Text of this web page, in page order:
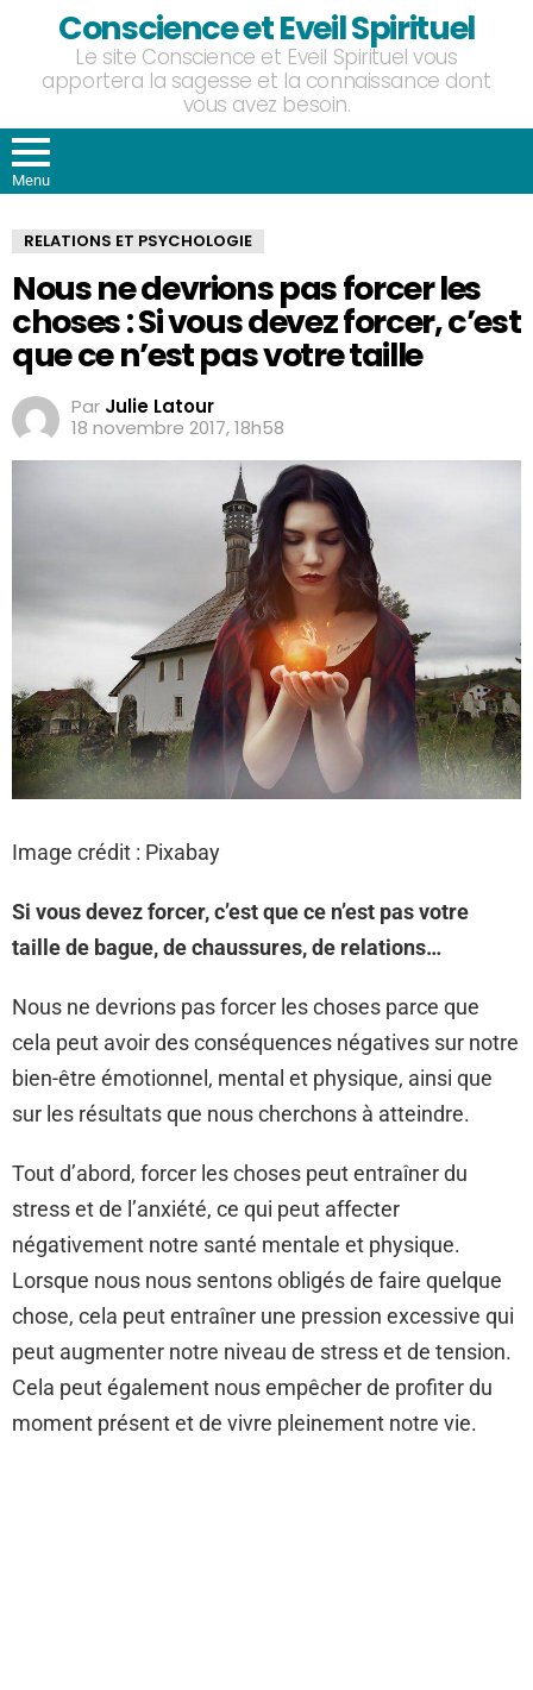
Conscience et Eveil Spirituel
Le site Conscience et Eveil Spirituel vous
apportera la sagesse et la connaissance dont
vous avez besoin.
Menu
RELATIONS ET PSYCHOLOGIE
Nous ne devrions pas forcer les
choses : Si vous devez forcer, c’est
que ce n’est pas votre taille
Par Julie Latour
18 novembre 2017, 18h58
Image crédit : Pixabay
Si vous devez forcer, c’est que ce n’est pas votre
taille de bague, de chaussures, de relations…
Nous ne devrions pas forcer les choses parce que
cela peut avoir des conséquences négatives sur notre
bien-être émotionnel, mental et physique, ainsi que
sur les résultats que nous cherchons à atteindre.
Tout d’abord, forcer les choses peut entraîner du
stress et de l’anxiété, ce qui peut affecter
négativement notre santé mentale et physique.
Lorsque nous nous sentons obligés de faire quelque
chose, cela peut entraîner une pression excessive qui
peut augmenter notre niveau de stress et de tension.
Cela peut également nous empêcher de profiter du
moment présent et de vivre pleinement notre vie.